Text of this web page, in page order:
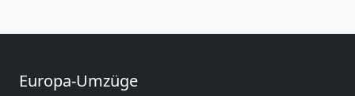
Europa-Umzüge